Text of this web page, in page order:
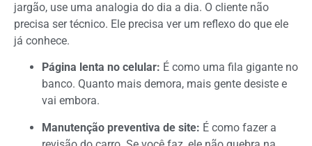
jargão, use uma analogia do dia a dia. O cliente não
precisa ser técnico. Ele precisa ver um reflexo do que ele
já conhece.
Página lenta no celular: É como uma fila gigante no
banco. Quanto mais demora, mais gente desiste e
vai embora.
Manutenção preventiva de site: É como fazer a